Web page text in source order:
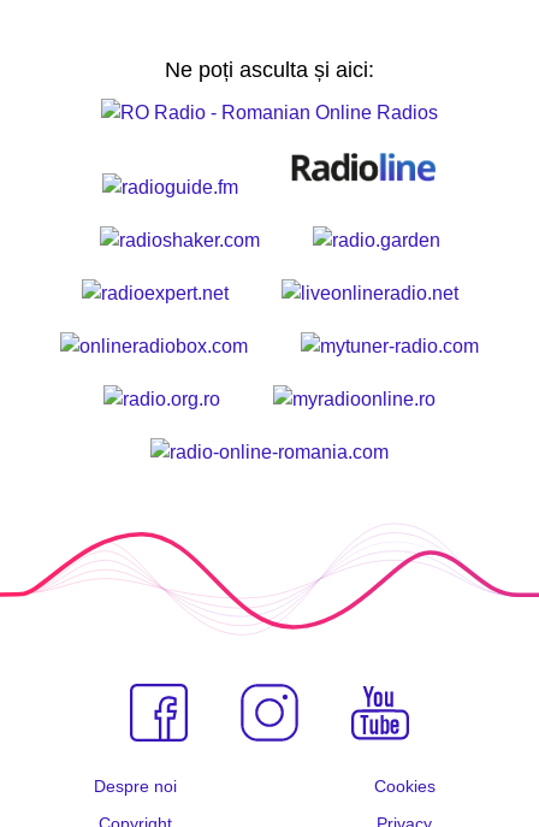
Ne poți asculta și aici:
Despre noi
Cookies